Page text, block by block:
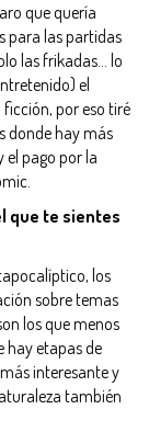
que quería
para las partidas
las frikadas… lo
el
por eso tiré
donde hay más
el pago por la
que te sientes
los
sobre temas
los que menos
hay etapas de
interesante y
también